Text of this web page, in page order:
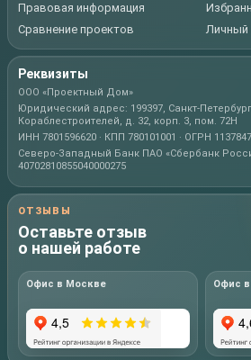
Правовая информация
Сравнение проектов
Личный
Реквизиты
ООО «Проектный Дом»
Юридический адрес: 199397, Санкт-
Кораблестроителей, д. 32, корп. 3, пом. 72Н
ИНН 7801596620 · КПП 780101001 · ОГРН
Северо-Западный Банк ПАО «Сбербанк
40702810855040000275
ОТЗЫВЫ
Оставьте отзыв
о нашей работе
Офис в Москве Офис